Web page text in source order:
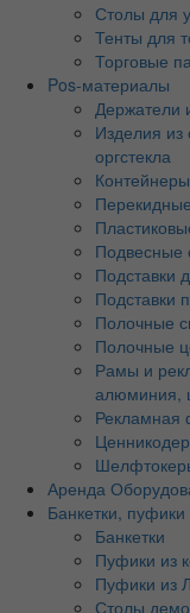
Столы для
Тенты для
Торговые
Pos-материалы
Держатели
Изделия из
оргстекла
Подвесные
Подставки
Подставки
Полочные
Полочные
Рамы и
алюминия,
Рекламная
Аренда
Банкетки, пуфики
Банкетки
Пуфики из
Пуфики из
Столы